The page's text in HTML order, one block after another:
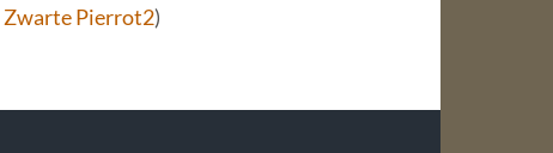
Zwarte Pierrot2)